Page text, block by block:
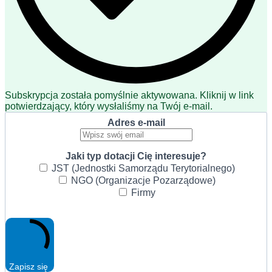
Subskrypcja została pomyślnie aktywowana. Kliknij w link
potwierdzający, który wysłaliśmy na Twój e-mail.
Adres e-mail
Jaki typ dotacji Cię interesuje?
JST (Jednostki Samorządu Terytorialnego)
NGO (Organizacje Pozarządowe)
Firmy
Zapisz się